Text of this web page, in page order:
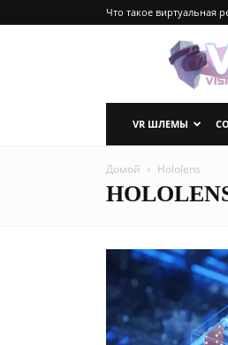
Что такое виртуальная
VRvision.ru
VR ШЛЕМЫ
Домой Hololens